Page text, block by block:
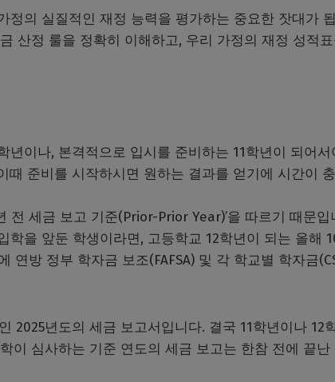
정의 실질적인 재정 능력을 평가하는 중요한 잣대가
산정 룰을 정확히 이해하고, 우리 가정의 재정 성적
년이나, 본격적으로 입시를 준비하는 11학년이 되어서
때 준비를 시작하시면 원하는 결과를 얻기에 시간이
전 세금 보고 기준(Prior-Prior Year)’을 따르기 때문입
을 앞둔 학생이라면, 고등학교 12학년이 되는 올해
방 정부 학자금 보조(FAFSA) 및 각 학교별 학자금
2025년도의 세금 보고서입니다. 결국 11학년이나 12
이 심사하는 기준 연도의 세금 보고는 한참 전에 끝난